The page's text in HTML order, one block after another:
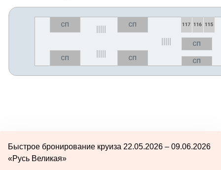
Быстрое бронирование круиза 22.05.2026 – 09.06.2026
«Русь Великая»